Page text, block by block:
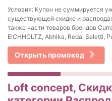
Условия: Купон не суммируется
существующей скидке и
также части товаров брендов
EICHHOLTZ, Abhika, Reda, Seletti,
Открыть промокод
Loft concept,